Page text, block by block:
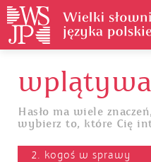
Jak
Hasło ma wiele znaczeń,
wybierz to, które Cię
2. kogoś w sprawy